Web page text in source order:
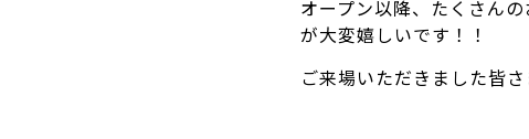
オープン以降、たくさん
が大変嬉しいです！！
ご来場いただきました皆